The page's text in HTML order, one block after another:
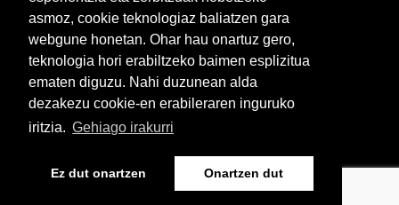
www.lab.eus
Euskera Castellano
asmoz, cookie teknologiaz baliatzen gara
webgune honetan. Ohar hau onartuz gero,
teknologia hori erabiltzeko baimen esplizitua
ematen diguzu. Nahi duzunean alda
dezakezu cookie-en erabileraren inguruko
iritzia. Gehiago irakurri
Ez dut onartzen Onartzen dut